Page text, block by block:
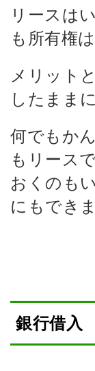
リースは
も所有権
メリット
したまま
何でもか
もリース
おくのも
にもできま
銀行借入